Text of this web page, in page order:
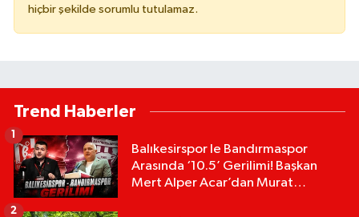
hiçbir şekilde sorumlu tutulamaz.
Trend Haberler
Balıkesirspor le Bandırmaspor
Arasında ‘10.5’ Gerilimi! Başkan
Mert Alper Acar’dan Murat
1
2